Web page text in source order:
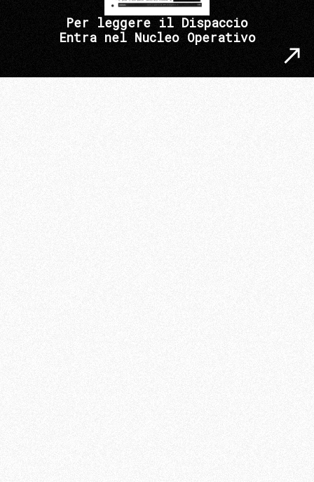
Per leggere il Dispaccio
Entra nel Nucleo Operativo